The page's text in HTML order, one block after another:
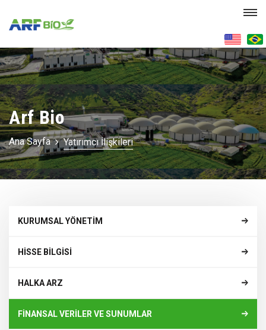
Arf Bio
Ana Sayfa Yatırımcı İlişkileri
KURUMSAL YÖNETİM
HİSSE BİLGİSİ
HALKA ARZ
FİNANSAL VERİLER VE SUNUMLAR